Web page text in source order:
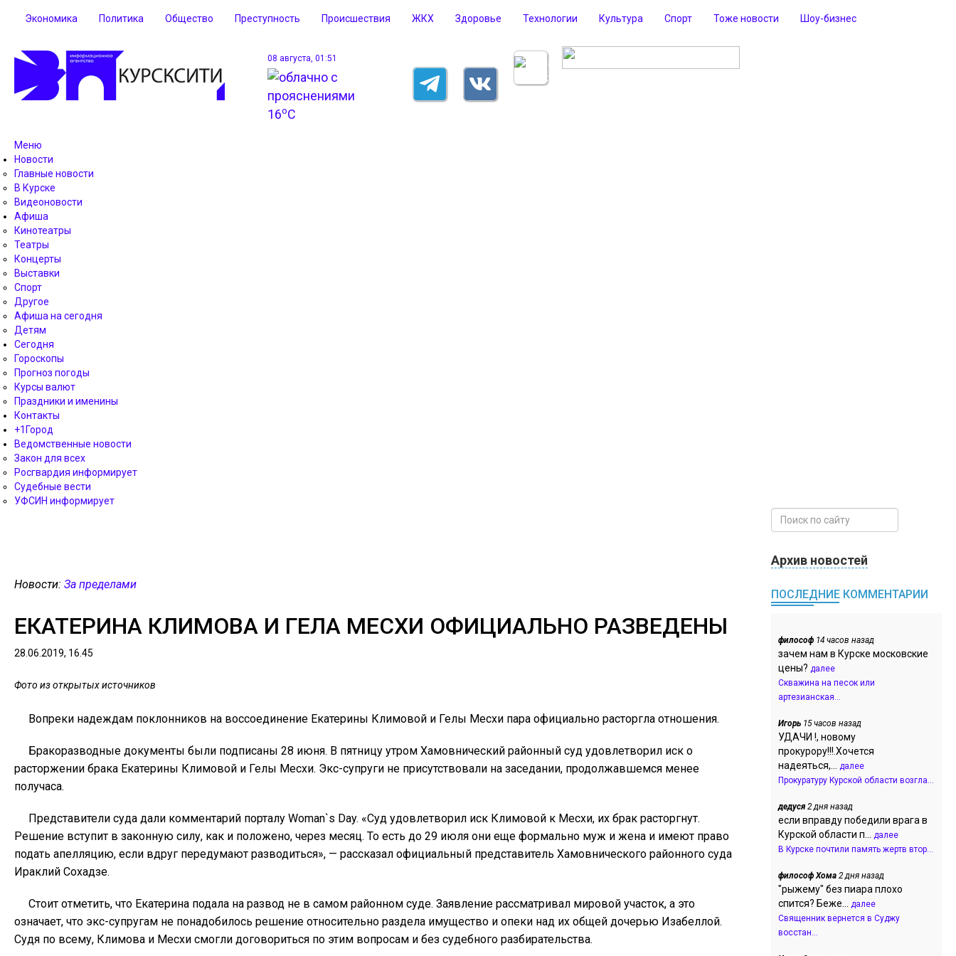
Экономика Политика Общество Преступность Происшествия ЖКХ Здоровье Технологии Культура Спорт Тоже новости Шоу-бизнес
08 августа, 01:51
16oC
Меню
Новости
Главные новости
В Курске
Видеоновости
Афиша
Кинотеатры
Театры
Концерты
Выставки
Спорт
Другое
Афиша на сегодня
Детям
Сегодня
Гороскопы
Прогноз погоды
Курсы валют
Праздники и именины
Контакты
+1Город
Ведомственные новости
Закон для всех
Росгвардия информирует
Судебные вести
УФСИН информирует
Новости: За пределами
ЕКАТЕРИНА КЛИМОВА И ГЕЛА МЕСХИ ОФИЦИАЛЬНО РАЗВЕДЕНЫ
28.06.2019, 16.45
Фото из открытых источников
Вопреки надеждам поклонников на воссоединение Екатерины Климовой и Гелы Месхи пара официально расторгла отношения.
Бракоразводные документы были подписаны 28 июня. В пятницу утром Хамовнический районный суд удовлетворил иск о
расторжении брака Екатерины Климовой и Гелы Месхи. Экс-супруги не присутствовали на заседании, продолжавшемся менее
получаса.
Представители суда дали комментарий порталу Woman`s Day. «Суд удовлетворил иск Климовой к Месхи, их брак расторгнут.
Решение вступит в законную силу, как и положено, через месяц. То есть до 29 июля они еще формально муж и жена и имеют право
подать апелляцию, если вдруг передумают разводиться», — рассказал официальный представитель Хамовнического районного суда
Ираклий Сохадзе.
Стоит отметить, что Екатерина подала на развод не в самом районном суде. Заявление рассматривал мировой участок, а это
означает, что экс-супругам не понадобилось решение относительно раздела имущество и опеки над их общей дочерью Изабеллой.
Судя по всему, Климова и Месхи смогли договориться по этим вопросам и без судебного разбирательства.
Архив новостей
ПОСЛЕДНИЕ КОММЕНТАРИИ
философ 14 часов назад
зачем нам в Курске московские
цены? далее
Скважина на песок или
артезианская...
Игорь 15 часов назад
УДАЧИ !, новому
прокурору!!!.Хочется
надеяться,... далее
Прокуратуру Курской области возгла...
дедуся2 дня назад
если вправду победили врага в
Курской области п... далее
В Курске почтили память жертв втор...
философ Хома 2 дня назад
"рыжему" без пиара плохо
спится? Беже... далее
Священник вернется в Суджу
восстан...